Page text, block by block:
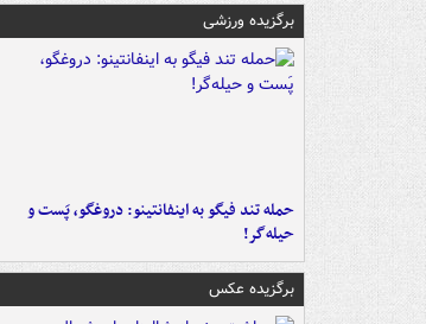
برگزیده ورزشی
حمله تند فیگو به اینفانتینو: دروغگو، پَست‌ و
حیله‌گر!
برگزیده عکس